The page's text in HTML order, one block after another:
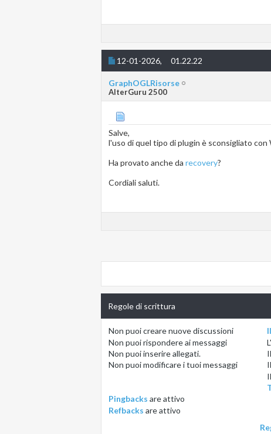
12-01-2026, 01.22.22
GraphOGLRisorse
AlterGuru 2500
Salve,
l'uso di quel tipo di plugin è sconsigliato
Ha provato anche da recovery?
Cordiali saluti.
Regole di scrittura
Non puoicreare nuove discussioni
Non puoirispondere ai messaggi
Non puoiinserire allegati.
Non puoimodificare i tuoi messaggi
Pingbacks areattivo
Refbacks areattivo